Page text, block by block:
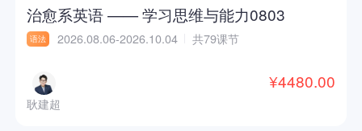
治愈系英语 —— 学习思维与能力0803
语法 2026.08.06-2026.10.04 共79课节
耿建超
¥4480.00